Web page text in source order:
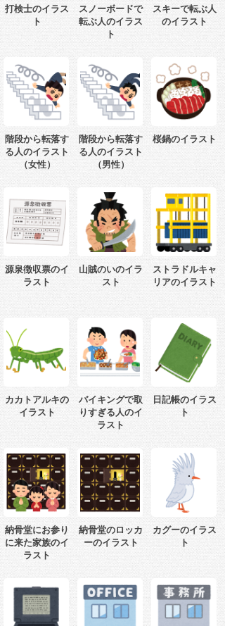
打検士のイラス
ト
スノーボードで
転ぶ人のイラス
ト
スキーで転ぶ人
のイラスト
階段から転落す
る人のイラスト
（女性）
階段から転落す
る人のイラスト
（男性）
桜鍋のイラスト
源泉徴収票のイ
ラスト
山賊のいのイラ
スト
ストラドルキャ
リアのイラスト
カカトアルキの
イラスト
バイキングで取
りすぎる人のイ
ラスト
日記帳のイラス
ト
納骨堂にお参り
に来た家族のイ
ラスト
納骨堂のロッカ
ーのイラスト
カグーのイラス
ト